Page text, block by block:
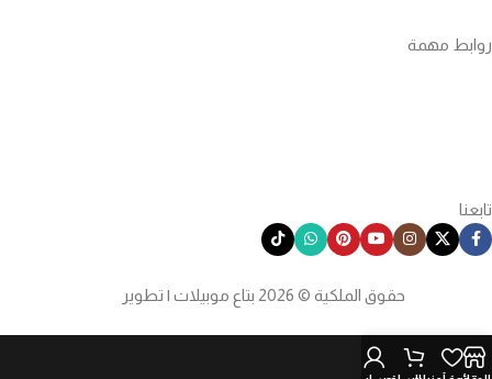
روابط مهمة
تابعنا
حقوق الملكية © 2026 بتاع موبيلات | تطوير